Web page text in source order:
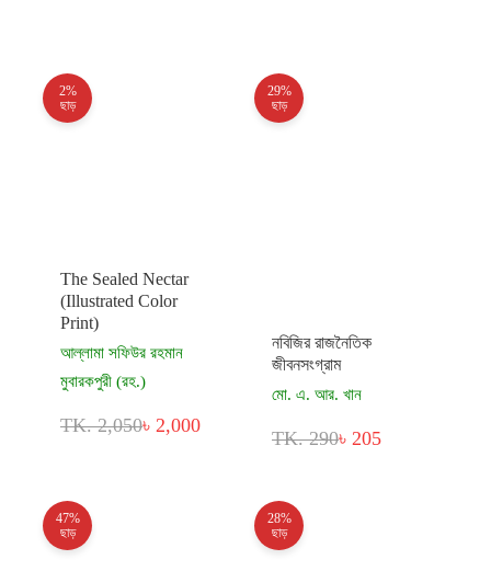
2%
ছাড়
The Sealed Nectar
(Illustrated Color
Print)
আল্লামা সফিউর রহমান
মুবারকপুরী (রহ.)
TK. 2,050৳ 2,000
29%
ছাড়
নবিজির রাজনৈতিক
জীবনসংগ্রাম
মো. এ. আর. খান
TK. 290৳ 205
47%
ছাড়
28%
ছাড়